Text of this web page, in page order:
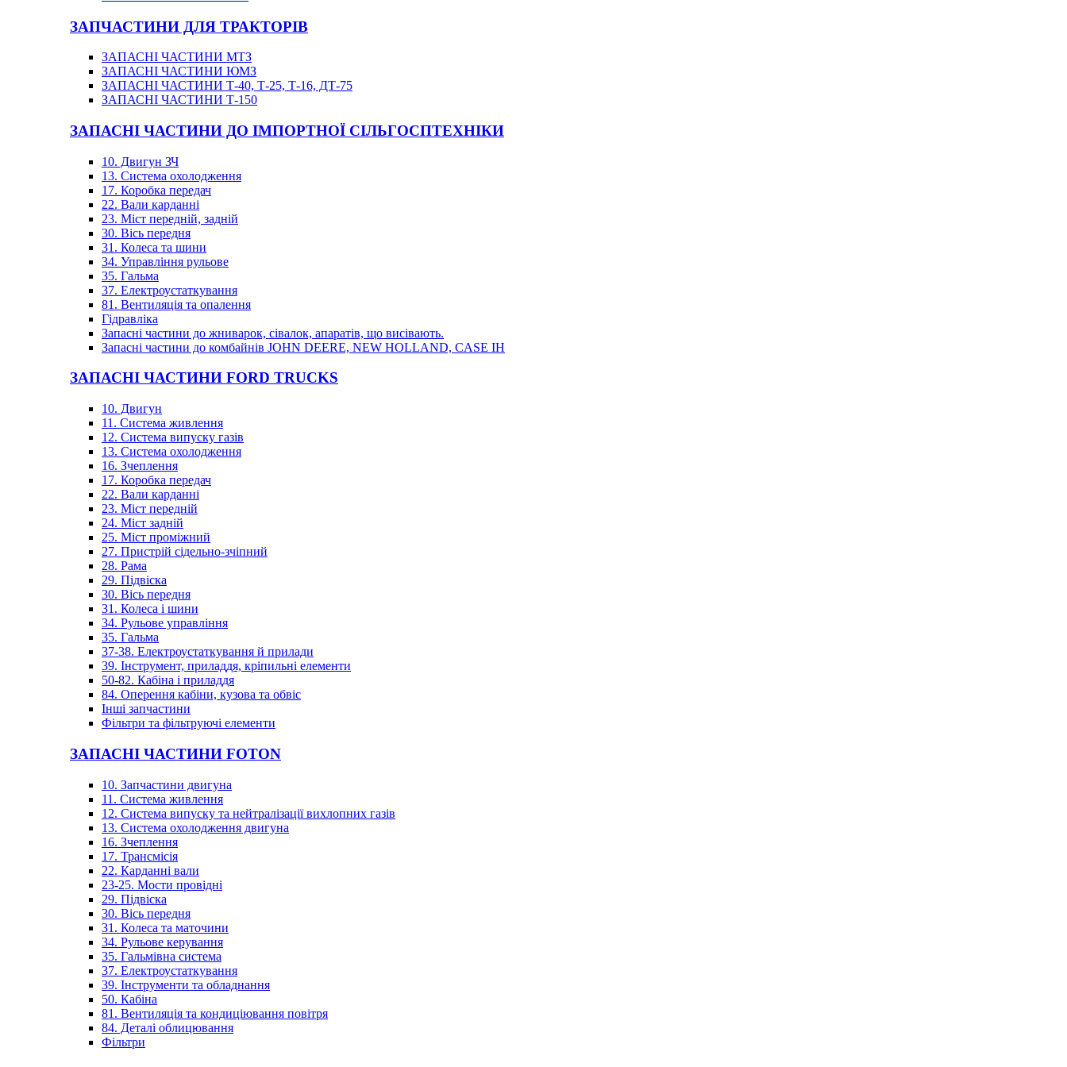
ЗАПЧАСТИНИ ДЛЯ ТРАКТОРІВ
ЗАПАСНІ ЧАСТИНИ МТЗ
ЗАПАСНІ ЧАСТИНИ ЮМЗ
ЗАПАСНІ ЧАСТИНИ Т-40, Т-25, Т-16, ДТ-75
ЗАПАСНІ ЧАСТИНИ Т-150
ЗАПАСНІ ЧАСТИНИ ДО ІМПОРТНОЇ СІЛЬГОСПТЕХНІКИ
10. Двигун ЗЧ
13. Система охолодження
17. Коробка передач
22. Вали карданні
23. Міст передній, задній
30. Вісь передня
31. Колеса та шини
34. Управління рульове
35. Гальма
37. Електроустаткування
81. Вентиляція та опалення
Гідравліка
Запасні частини до жниварок, сівалок, апаратів, що висівають.
Запасні частини до комбайнів JOHN DEERE, NEW HOLLAND, CASE IH
ЗАПАСНІ ЧАСТИНИ FORD TRUCKS
10. Двигун
11. Система живлення
12. Система випуску газів
13. Система охолодження
16. Зчеплення
17. Коробка передач
22. Вали карданні
23. Міст передній
24. Міст задній
25. Міст проміжний
27. Пристрій сідельно-зчіпний
28. Рама
29. Підвіска
30. Вісь передня
31. Колеса і шини
34. Рульове управління
35. Гальма
37-38. Електроустаткування й прилади
39. Інструмент, приладдя, кріпильні елементи
50-82. Кабіна і приладдя
84. Оперення кабіни, кузова та обвіс
Інші запчастини
Фільтри та фільтруючі елементи
ЗАПАСНІ ЧАСТИНИ FOTON
10. Запчастини двигуна
11. Система живлення
12. Система випуску та нейтралізації вихлопних газів
13. Система охолодження двигуна
16. Зчеплення
17. Трансмісія
22. Карданні вали
23-25. Мости провідні
29. Підвіска
30. Вісь передня
31. Колеса та маточини
34. Рульове керування
35. Гальмівна система
37. Електроустаткування
39. Інструменти та обладнання
50. Кабіна
81. Вентиляція та кондиціювання повітря
84. Деталі облицювання
Фільтри